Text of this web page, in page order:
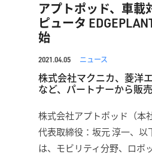
アプトポッド、車載
ピュータ
始
2021.04.05 ニュース
株式会社マクニカ、菱洋
など、パートナーから販売
株式会社アプトポッド（本
代表取締役：坂元 淳一、以
は、モビリティ分野、ロボ